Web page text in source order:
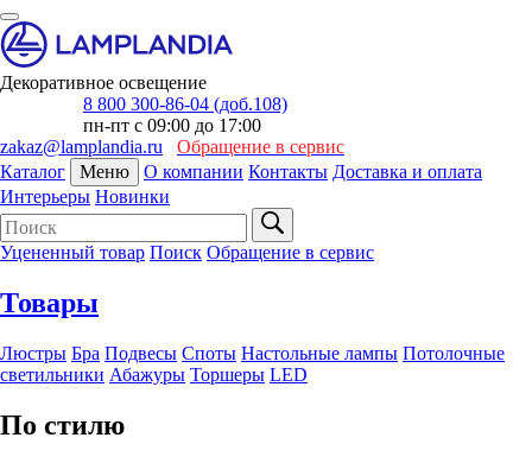
Декоративное освещение
8 800 300-86-04 (доб.108)
пн-пт с 09:00 до 17:00
zakaz@lamplandia.ru
Обращение в сервис
Каталог
Меню О компании Контакты Доставка и оплата
Интерьеры Новинки
Уцененный товар Поиск Обращение в сервис
Товары
Люстры Бра Подвесы Споты Настольные лампы Потолочные
светильники Абажуры Торшеры LED
По стилю